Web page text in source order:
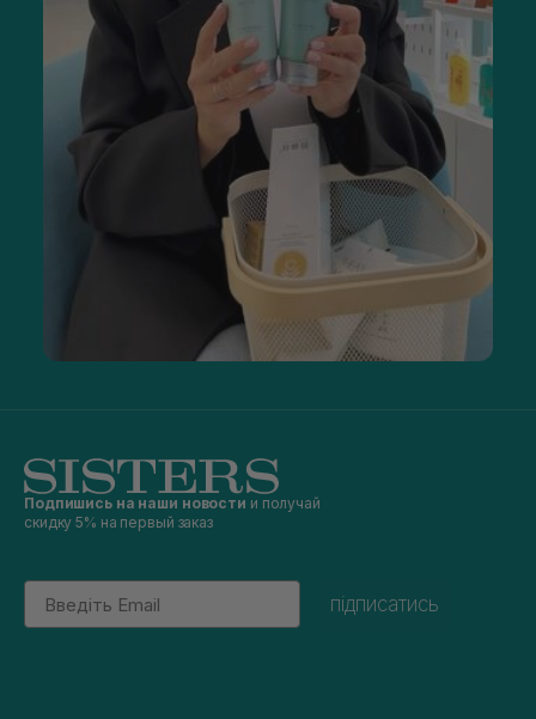
Подпишись на наши новости и получай
скидку 5% на первый заказ
Email
підписатись